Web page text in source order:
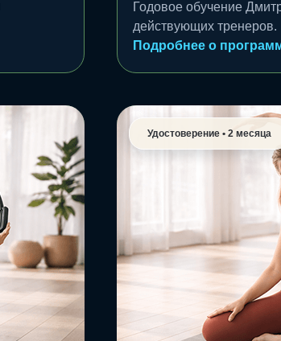
Годовое обучение
действующих тренеров.
Подробнее о
Удостоверение • 2 месяца